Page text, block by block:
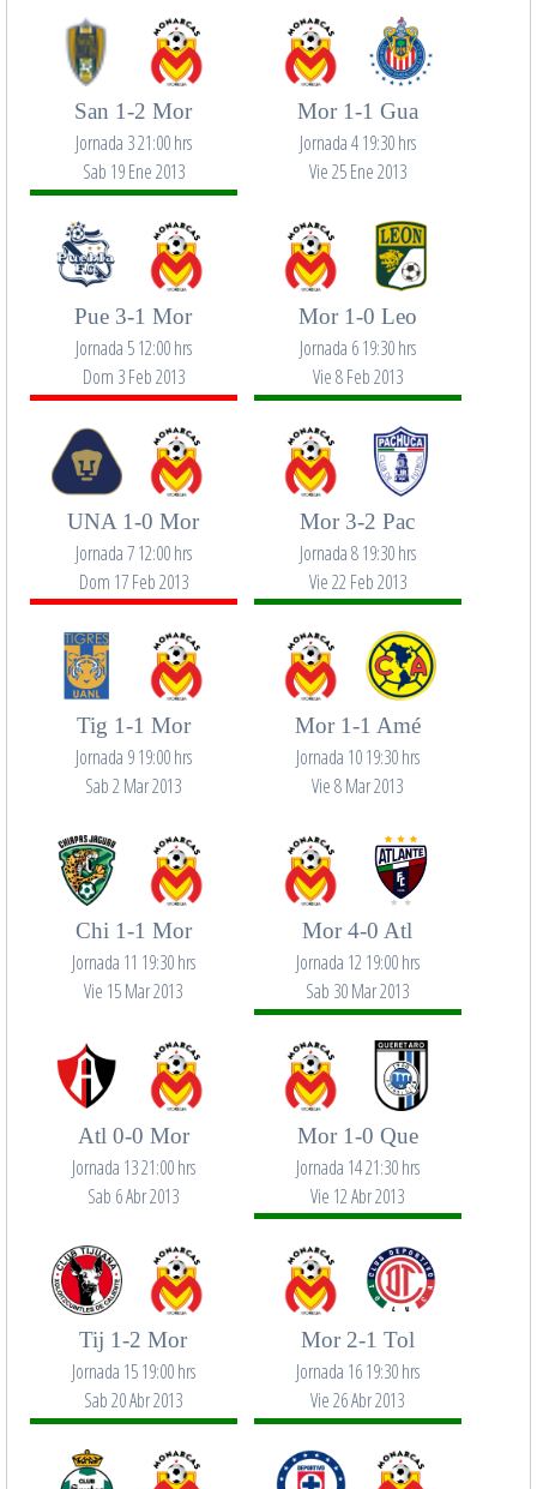
San 1-2 Mor
Jornada 3 21:00 hrs
Sab 19 Ene 2013
Mor 1-1 Gua
Jornada 4 19:30 hrs
Vie 25 Ene 2013
Pue 3-1 Mor
Jornada 5 12:00 hrs
Dom 3 Feb 2013
Mor 1-0 Leo
Jornada 6 19:30 hrs
Vie 8 Feb 2013
UNA 1-0 Mor
Jornada 7 12:00 hrs
Dom 17 Feb 2013
Mor 3-2 Pac
Jornada 8 19:30 hrs
Vie 22 Feb 2013
Tig 1-1 Mor
Jornada 9 19:00 hrs
Sab 2 Mar 2013
Mor 1-1 Amé
Jornada 10 19:30 hrs
Vie 8 Mar 2013
Chi 1-1 Mor
Jornada 11 19:30 hrs
Vie 15 Mar 2013
Mor 4-0 Atl
Jornada 12 19:00 hrs
Sab 30 Mar 2013
Atl 0-0 Mor
Jornada 13 21:00 hrs
Sab 6 Abr 2013
Mor 1-0 Que
Jornada 14 21:30 hrs
Vie 12 Abr 2013
Tij 1-2 Mor
Jornada 15 19:00 hrs
Sab 20 Abr 2013
Mor 2-1 Tol
Jornada 16 19:30 hrs
Vie 26 Abr 2013